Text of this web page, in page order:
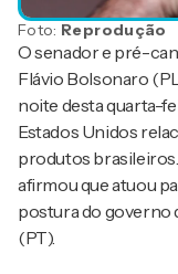
Foto: Reprodução
O senador e pré-
Flávio Bolsonaro
noite desta quarta-
Estados Unidos
produtos
afirmou que atuou
postura do governo
(PT).